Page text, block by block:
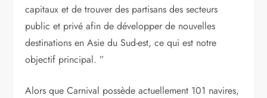
capitaux et de trouver des partisans des secteurs
public et privé afin de développer de nouvelles
destinations en Asie du Sud-est, ce qui est notre
objectif principal. ”
Alors que Carnival possède actuellement 101 navires,